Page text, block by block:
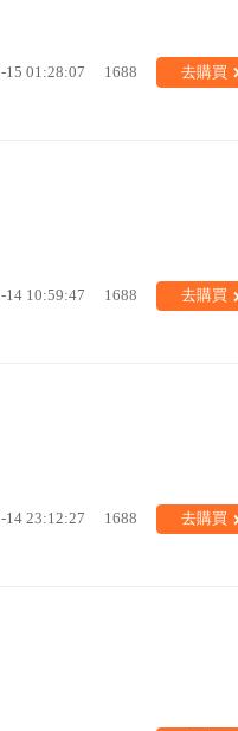
15 01:28:07 1688 去購買
14 10:59:47 1688 去購買
14 23:12:27 1688 去購買